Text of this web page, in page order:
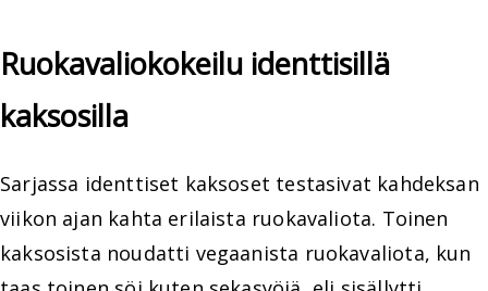
Ruokavaliokokeilu identtisillä
kaksosilla
Sarjassa identtiset kaksoset testasivat kahdeksan
viikon ajan kahta erilaista ruokavaliota. Toinen
kaksosista noudatti vegaanista ruokavaliota, kun